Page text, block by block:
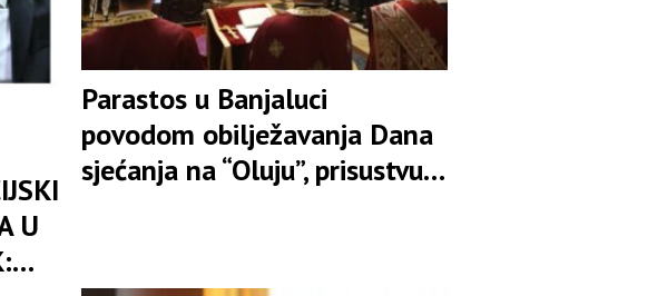
U
Parastos u Banjaluci
povodom obilježavanja Dana
sjećanja na “Oluju”, prisustvuje